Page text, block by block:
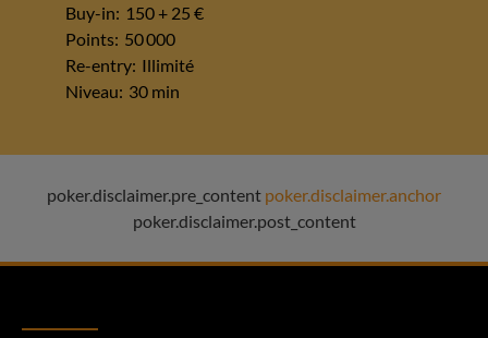
Buy-in: 150 + 25 €
Points: 50 000
Re-entry: Illimité
Niveau: 30 min
poker.disclaimer.pre_content poker.disclaimer.anchor
poker.disclaimer.post_content